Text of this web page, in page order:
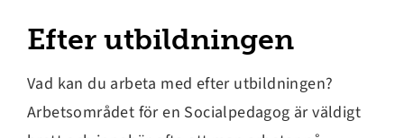
Efter utbildningen
Vad kan du arbeta med efter utbildningen?
Arbetsområdet för en Socialpedagog är väldigt